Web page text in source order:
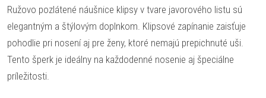
Ružovo pozlátené náušnice klipsy v tvare javorového listu sú
elegantným a štýlovým doplnkom. Klipsové zapínanie zaisťuje
pohodlie pri nosení aj pre ženy, ktoré nemajú prepichnuté uši.
Tento šperk je ideálny na každodenné nosenie aj špeciálne
príležitosti.